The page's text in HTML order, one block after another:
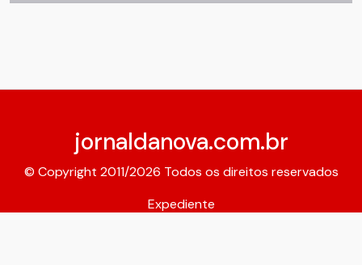
jornaldanova.com.br
© Copyright 2011/2026 Todos os direitos reservados
Expediente